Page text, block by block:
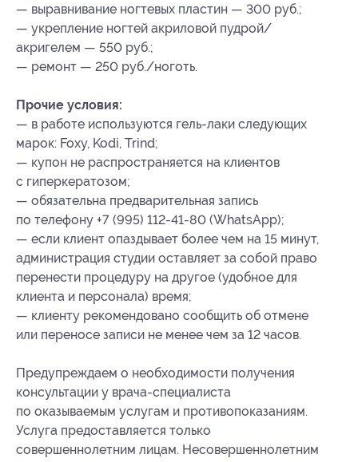
— выравнивание ногтевых пластин — 300 руб.;
— укрепление ногтей акриловой пудрой/
акригелем — 550 руб.;
— ремонт — 250 руб./ноготь.
Прочие условия:
— в работе используются гель-лаки следующих
марок: Foxy, Kodi, Trind;
— купон не распространяется на клиентов
с гиперкератозом;
— обязательна предварительная запись
по телефону +7 (995) 112-41-80 (WhatsApp);
— если клиент опаздывает более чем на 15 минут,
администрация студии оставляет за собой право
перенести процедуру на другое (удобное для
клиента и персонала) время;
— клиенту рекомендовано сообщить об отмене
или переносе записи не менее чем за 12 часов.
Предупреждаем о необходимости получения
консультации у врача-специалиста
по оказываемым услугам и противопоказаниям.
Услуга предоставляется только
совершеннолетним лицам. Несовершеннолетним